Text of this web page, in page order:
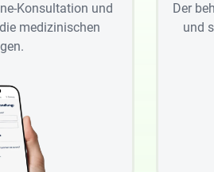
Konsultation und
medizinischen
Der
und